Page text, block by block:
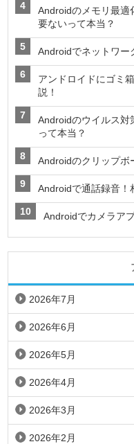
Androidのメモリ最適
要ないって本当？
Androidでネットワー
アンドロイドにゴミ
説！
Androidのウイルス対
って本当？
Androidのクリップボ
Androidで通話録音！
Androidでカメラア
2026年7月
2026年6月
2026年5月
2026年4月
2026年3月
2026年2月